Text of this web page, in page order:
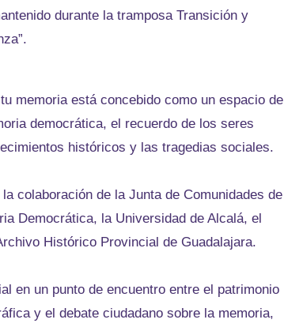
durante la tramposa Transición y
memoria está concebido como un espacio de
democrática, el recuerdo de los seres
históricos y las tragedias sociales.
colaboración de la Junta de Comunidades de
Democrática, la Universidad de Alcalá, el
Histórico Provincial de Guadalajara.
en un punto de encuentro entre el patrimonio
y el debate ciudadano sobre la memoria,